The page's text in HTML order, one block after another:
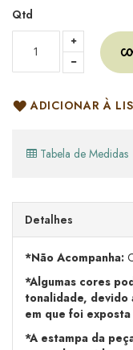
Qtd
ADICIONAR À
Tabela de Medidas
Detalhes
*Não Acompanha:
*Algumas cores
tonalidade, devido
em que foi
*A estampa da